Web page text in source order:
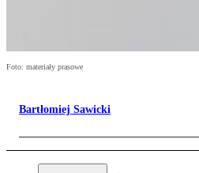
Foto: materiały prasowe
Bartłomiej Sawicki